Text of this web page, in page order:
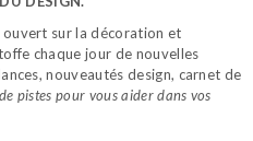
sur la décoration et
chaque jour de nouvelles
nouveautés design, carnet de
pistes pour vous aider dans vos